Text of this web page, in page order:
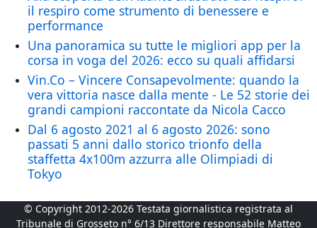
il respiro come strumento di benessere e
performance
Una panoramica su tutte le migliori app per la
corsa in voga del 2026: ecco su quali affidarsi
Vin.Co – Vincere Consapevolmente: quando la
vera vittoria nasce dalla mente - Le 52 storie dei
grandi campioni raccontate da Nicola Cacco
Dal 6 agosto 2021 al 6 agosto 2026: sono
passati 5 anni dallo storico trionfo della
staffetta 4x100m azzurra alle Olimpiadi di
Tokyo
© Copyright 2012-2026 Testata giornalistica registrata al
Tribunale di Grosseto n° 6/13 Direttore responsabile Matteo